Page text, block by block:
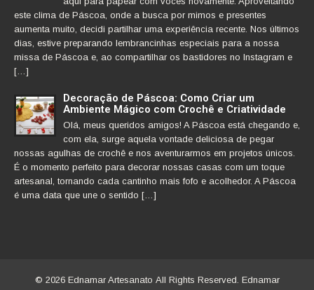
este clima de Páscoa, onde a busca por mimos e presentes
aumenta muito, decidi partilhar uma experiência recente. Nos últimos
dias, estive preparando lembrancinhas especiais para a nossa
missa de Páscoa e, ao compartilhar os bastidores no Instagram e
[…]
Decoração de Páscoa: Como Criar um
Ambiente Mágico com Crochê e Criatividade
Olá, meus queridos amigos! A Páscoa está chegando e,
com ela, surge aquela vontade deliciosa de pegar
nossas agulhas de crochê e nos aventurarmos em projetos únicos.
É o momento perfeito para decorar nossas casas com um toque
artesanal, tornando cada cantinho mais fofo e acolhedor. A Páscoa
é uma data que une o sentido […]
© 2026 Ednamar Artesanato All Rights Reserved. Ednamar